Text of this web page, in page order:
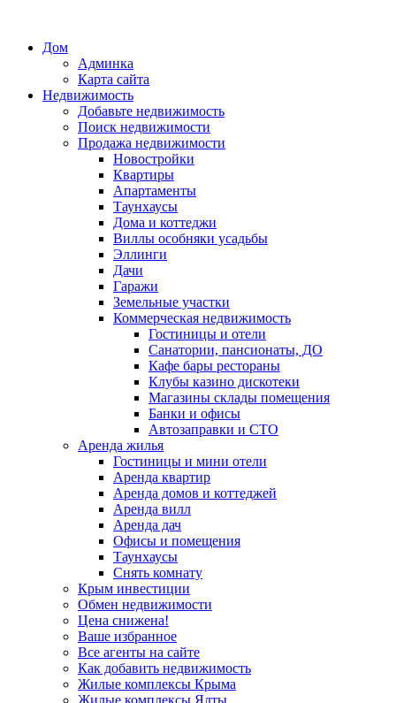
Дом
Админка
Карта сайта
Недвижимость
Добавьте недвижимость
Поиск недвижимости
Продажа недвижимости
Новостройки
Квартиры
Апартаменты
Таунхаусы
Дома и коттеджи
Виллы особняки усадьбы
Эллинги
Дачи
Гаражи
Земельные участки
Коммерческая недвижимость
Гостиницы и отели
Санатории, пансионаты, ДО
Кафе бары рестораны
Клубы казино дискотеки
Магазины склады помещения
Банки и офисы
Автозаправки и СТО
Аренда жилья
Гостиницы и мини отели
Аренда квартир
Аренда домов и коттеджей
Аренда вилл
Аренда дач
Офисы и помещения
Таунхаусы
Снять комнату
Крым инвестиции
Обмен недвижимости
Цена снижена!
Ваше избранное
Все агенты на сайте
Как добавить недвижимость
Жилые комплексы Крыма
Жилые комплексы Ялты